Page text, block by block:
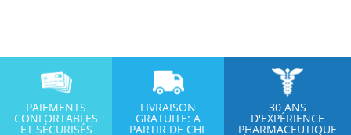
PAIEMENTS
CONFORTABLES
ET SÉCURISÉS
LIVRAISON
GRATUITE: A
PARTIR DE CHF
30 ANS
D'EXPÉRIENCE
PHARMACEUTIQUE